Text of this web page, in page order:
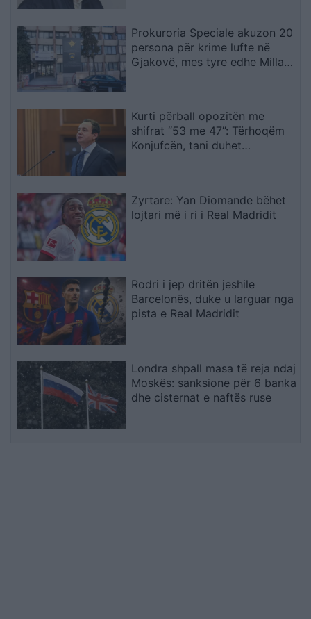
Prokuroria Speciale akuzon 20
persona për krime lufte në
Gjakovë, mes tyre edhe Millan
Kurti përball opozitën me
shifrat “53 me 47”: Tërhoqëm
Konjufcën, tani duhet
Zyrtare: Yan Diomande bëhet
lojtari më i ri i Real Madridit
Rodri i jep dritën jeshile
Barcelonës, duke u larguar nga
pista e Real Madridit
Londra shpall masa të reja ndaj
Moskës: sanksione për 6 banka
dhe cisternat e naftës ruse